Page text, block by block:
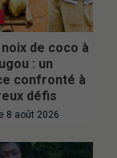
de coco à
: un
confronté à
défis
8 août 2026